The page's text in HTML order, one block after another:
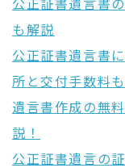
公正証書遺言書
も解説
公正証書遺言書
所と交付手数料
遺言書作成の無
説！
公正証書遺言の